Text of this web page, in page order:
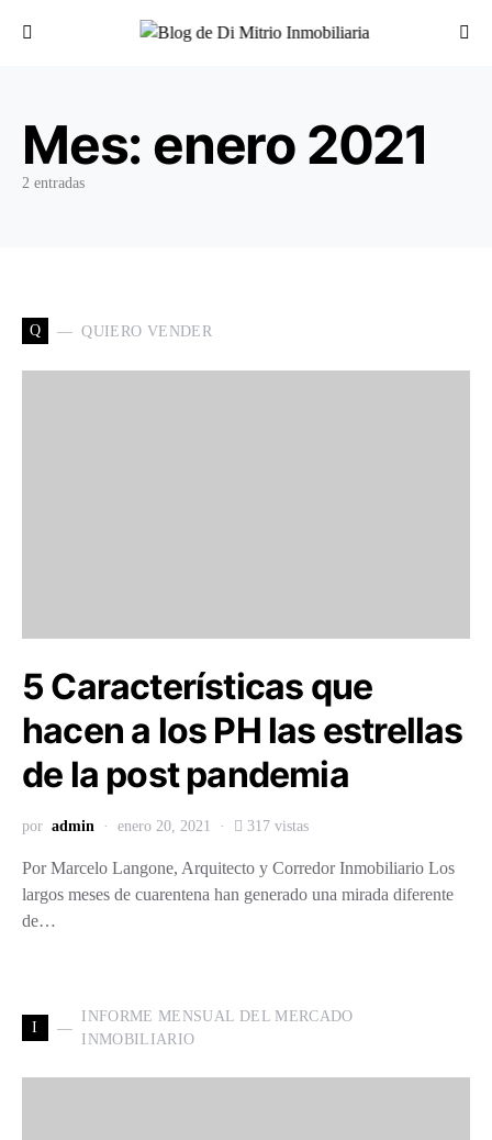
Buscar por:
Mes: enero 2021
2 entradas
Q QUIERO VENDER
5 Características que
hacen a los PH las estrellas
de la post pandemia
por admin enero 20, 2021 317 vistas
Por Marcelo Langone, Arquitecto y Corredor Inmobiliario Los
largos meses de cuarentena han generado una mirada diferente
de…
I
INFORME MENSUAL DEL MERCADO
INMOBILIARIO